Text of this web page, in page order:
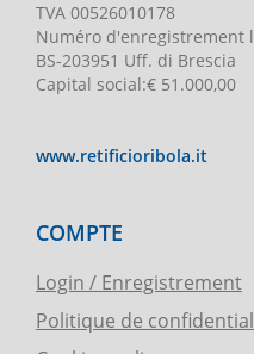
TVA 00526010178
Numéro d'enregistrement
BS-203951 Uff. di Brescia
Capital social:€ 51.000,00
www.retificioribola.it
COMPTE
Login / Enregistrement
Politique de